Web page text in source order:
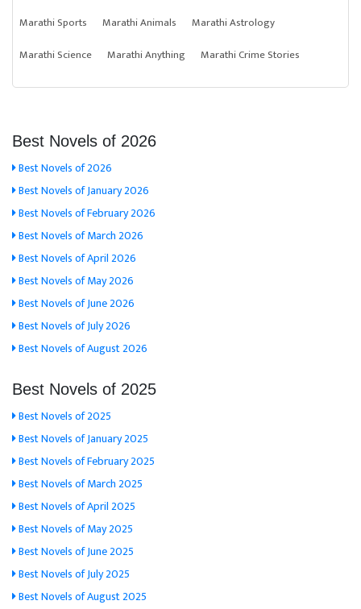
Marathi Sports
Marathi Animals
Marathi Astrology
Marathi Science
Marathi Anything Marathi Crime Stories
Best Novels of 2026
Best Novels of 2026
Best Novels of January 2026
Best Novels of February 2026
Best Novels of March 2026
Best Novels of April 2026
Best Novels of May 2026
Best Novels of June 2026
Best Novels of July 2026
Best Novels of August 2026
Best Novels of 2025
Best Novels of 2025
Best Novels of January 2025
Best Novels of February 2025
Best Novels of March 2025
Best Novels of April 2025
Best Novels of May 2025
Best Novels of June 2025
Best Novels of July 2025
Best Novels of August 2025